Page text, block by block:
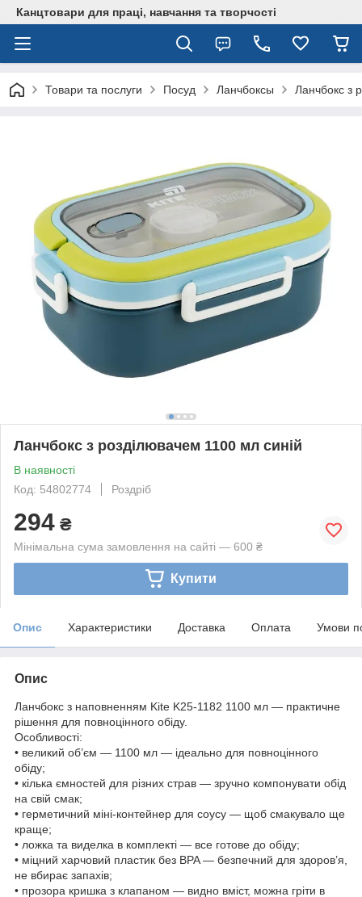
Канцтовари для працi, навчання та творчостi
Товари та послуги Посуд Ланчбоксы Ланчбокс з
Ланчбокс з розділювачем 1100 мл синій
В наявності
Код: 54802774
Роздріб
294 ₴
Мінімальна сума замовлення на сайті — 600 ₴
Купити
Опис Характеристики Доставка Оплата Умови
Опис
Ланчбокс з наповненням Kite K25-1182 1100 мл — практичне
рішення для повноцінного обіду.
Особливості:
• великий об’єм — 1100 мл — ідеально для повноцінного
обіду;
• кілька ємностей для різних страв — зручно компонувати обід
на свій смак;
• герметичний міні-контейнер для соусу — щоб смакувало ще
краще;
• ложка та виделка в комплекті — все готове до обіду;
• міцний харчовий пластик без BPA — безпечний для здоров’я,
не вбирає запахів;
• прозора кришка з клапаном — видно вміст, можна гріти в